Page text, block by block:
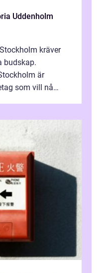
Uddenholm
kräver
budskap.
är
som vill nå